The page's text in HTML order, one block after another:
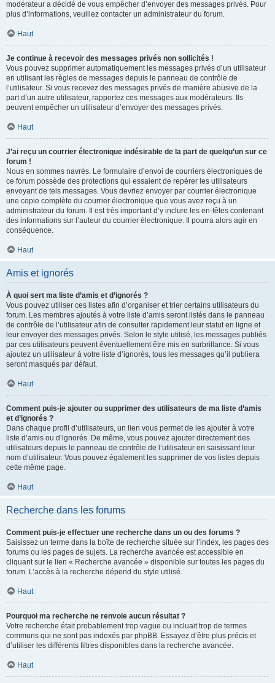
modérateur a décidé de vous empêcher d’envoyer des messages privés. Pour
plus d’informations, veuillez contacter un administrateur du forum.
Haut
Je continue à recevoir des messages privés non sollicités !
Vous pouvez supprimer automatiquement les messages privés d’un utilisateur
en utilisant les règles de messages depuis le panneau de contrôle de
l’utilisateur. Si vous recevez des messages privés de manière abusive de la
part d’un autre utilisateur, rapportez ces messages aux modérateurs. Ils
peuvent empêcher un utilisateur d’envoyer des messages privés.
Haut
J’ai reçu un courrier électronique indésirable de la part de quelqu’un sur ce
forum !
Nous en sommes navrés. Le formulaire d’envoi de courriers électroniques de
ce forum possède des protections qui essaient de repérer les utilisateurs
envoyant de tels messages. Vous devriez envoyer par courrier électronique
une copie complète du courrier électronique que vous avez reçu à un
administrateur du forum. Il est très important d’y inclure les en-têtes contenant
des informations sur l’auteur du courrier électronique. Il pourra alors agir en
conséquence.
Haut
Amis et ignorés
À quoi sert ma liste d’amis et d’ignorés ?
Vous pouvez utiliser ces listes afin d’organiser et trier certains utilisateurs du
forum. Les membres ajoutés à votre liste d’amis seront listés dans le panneau
de contrôle de l’utilisateur afin de consulter rapidement leur statut en ligne et
leur envoyer des messages privés. Selon le style utilisé, les messages publiés
par ces utilisateurs peuvent éventuellement être mis en surbrillance. Si vous
ajoutez un utilisateur à votre liste d’ignorés, tous les messages qu’il publiera
seront masqués par défaut.
Haut
Comment puis-je ajouter ou supprimer des utilisateurs de ma liste d’amis
et d’ignorés ?
Dans chaque profil d’utilisateurs, un lien vous permet de les ajouter à votre
liste d’amis ou d’ignorés. De même, vous pouvez ajouter directement des
utilisateurs depuis le panneau de contrôle de l’utilisateur en saisissant leur
nom d’utilisateur. Vous pouvez également les supprimer de vos listes depuis
cette même page.
Haut
Recherche dans les forums
Comment puis-je effectuer une recherche dans un ou des forums ?
Saisissez un terme dans la boîte de recherche située sur l’index, les pages des
forums ou les pages de sujets. La recherche avancée est accessible en
cliquant sur le lien « Recherche avancée » disponible sur toutes les pages du
forum. L’accès à la recherche dépend du style utilisé.
Haut
Pourquoi ma recherche ne renvoie aucun résultat ?
Votre recherche était probablement trop vague ou incluait trop de termes
communs qui ne sont pas indexés par phpBB. Essayez d’être plus précis et
d’utiliser les différents filtres disponibles dans la recherche avancée.
Haut